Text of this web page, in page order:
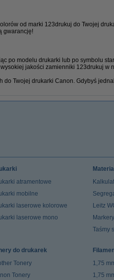
od marki 123drukuj do Twojej
gwarancję!
po modelu drukarki lub po symbolu
jakości zamienniki 123drukuj w
Twojej drukarki Canon. Gdybyś
atramentowe
mobilne
laserowe kolorowe
laserowe mono
Leitz
Markery
Taśmy
do drukarek
Tonery
Tonery
1,75
1,75